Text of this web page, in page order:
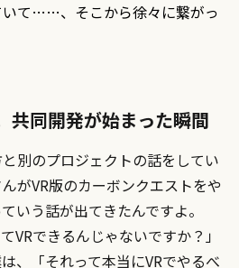
いて……、そこから徐々に繋がっ
共同開発が始まった瞬間
別のプロジェクトの話をしてい
がVR版のカーボンクエストをや
いう話が出てきたんですよ。
VRできるんじゃないですか？」
、「それって本当にVRでやるべ